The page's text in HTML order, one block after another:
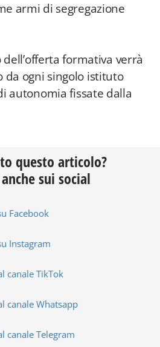
armi di segregazione
formativa verrà
da ogni singolo istituto
autonomia fissate dalla
questo articolo?
sui social
Facebook
Instagram
canale TikTok
canale Whatsapp
canale Telegram